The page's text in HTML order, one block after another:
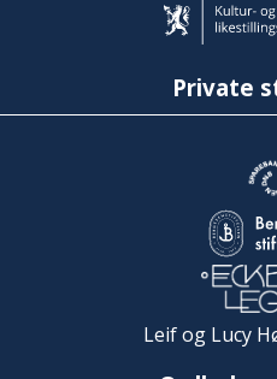
Private
Leif og Lucy